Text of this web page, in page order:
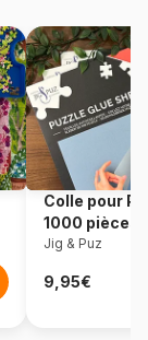
Colle pour
1000 pièces
Jig & Puz